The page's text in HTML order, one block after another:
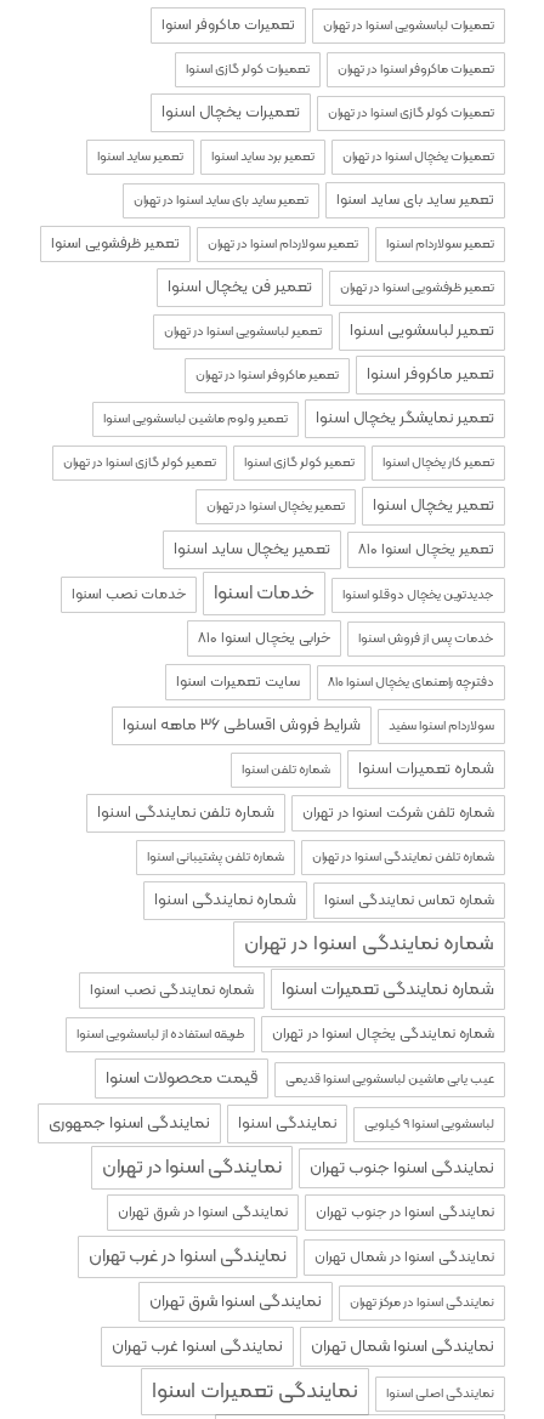
تعمیرات لباسشویی اسنوا در تهران تعمیرات ماکروفر اسنوا
تعمیرات ماکروفر اسنوا در تهران تعمیرات کولر گازی اسنوا
تعمیرات کولر گازی اسنوا در تهران تعمیرات یخچال اسنوا
تعمیرات یخچال اسنوا در تهران تعمیر برد ساید اسنوا تعمیر ساید اسنوا
تعمیر ساید بای ساید اسنوا تعمیر ساید بای ساید اسنوا در تهران
تعمیر سولاردام اسنوا تعمیر سولاردام اسنوا در تهران تعمیر ظرفشویی اسنوا
تعمیر ظرفشویی اسنوا در تهران
تعمیر فن یخچال اسنوا
تعمیر لباسشویی اسنوا
تعمیر لباسشویی اسنوا در تهران
تعمیر ماکروفر اسنوا تعمیر ماکروفر اسنوا در تهران
تعمیر نمایشگر یخچال اسنوا تعمیر ولوم ماشین لباسشویی اسنوا
تعمیر کار یخچال اسنوا تعمیر کولر گازی اسنوا تعمیر کولر گازی اسنوا در تهران
تعمیر یخچال اسنوا تعمیر یخچال اسنوا در تهران
تعمیر یخچال اسنوا ۸۱۰ تعمیر یخچال ساید اسنوا
جدیدترین یخچال دوقلو اسنوا خدمات اسنوا خدمات نصب اسنوا
خدمات پس از فروش اسنوا خرابی یخچال اسنوا ۸۱۰
دفترچه راهنمای یخچال اسنوا ۸۱۰ سایت تعمیرات اسنوا
سولاردام اسنوا سفید
شرایط فروش اقساطی 36 ماهه اسنوا
شماره تعمیرات اسنوا
شماره تلفن اسنوا
شماره تلفن شرکت اسنوا در تهران شماره تلفن نمایندگی اسنوا
شماره تلفن نمایندگی اسنوا در تهران شماره تلفن پشتیبانی اسنوا
شماره تماس نمایندگی اسنوا شماره نمایندگی اسنوا
شماره نمایندگی اسنوا در تهران
شماره نمایندگی تعمیرات اسنوا
شماره نمایندگی نصب اسنوا
شماره نمایندگی یخچال اسنوا در تهران
طریقه استفاده از لباسشویی اسنوا
عیب یابی ماشین لباسشویی اسنوا قدیمی قیمت محصولات اسنوا
لباسشویی اسنوا ۹ کیلویی نمایندگی اسنوا
نمایندگی اسنوا جمهوری
نمایندگی اسنوا جنوب تهران
نمایندگی اسنوا در تهران
نمایندگی اسنوا در جنوب تهران نمایندگی اسنوا در شرق تهران
نمایندگی اسنوا در شمال تهران نمایندگی اسنوا در غرب تهران
نمایندگی اسنوا در مرکز تهران
نمایندگی اسنوا شرق تهران
نمایندگی اسنوا شمال تهران
نمایندگی اسنوا غرب تهران
نمایندگی اصلی اسنوا نمایندگی تعمیرات اسنوا